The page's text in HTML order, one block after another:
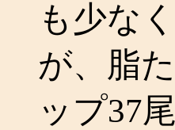
も少な
が、脂
ップ37